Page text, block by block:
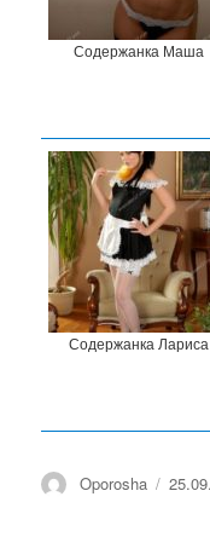
Содержанка Маша
Содержанка Лариса
Автор
Oporosha